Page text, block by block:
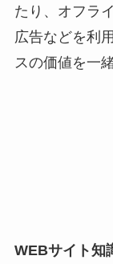
たり、オフラ
広告などを利
スの価値を一
WEBサイト知